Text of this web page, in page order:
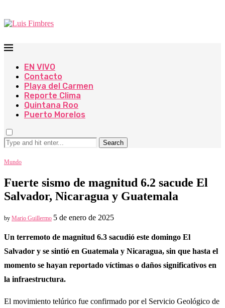
EN VIVO
Contacto
Playa del Carmen
Reporte Clima
Quintana Roo
Puerto Morelos
Search
Mundo
Fuerte sismo de magnitud 6.2 sacude El
Salvador, Nicaragua y Guatemala
by Mario Guillermo 5 de enero de 2025
Un terremoto de magnitud 6.3 sacudió este domingo El
Salvador y se sintió en Guatemala y Nicaragua, sin que hasta el
momento se hayan reportado víctimas o daños significativos en
la infraestructura.
El movimiento telúrico fue confirmado por el Servicio Geológico de